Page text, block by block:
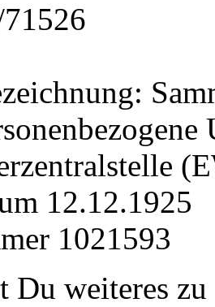
12.12.1925
1021593
Du weiteres